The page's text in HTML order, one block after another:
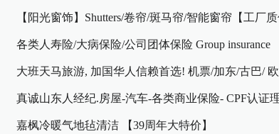
【阳光窗饰】Shutters/卷帘/斑马帘/智能窗帘【工厂
各类人寿险/大病保险/公司团体保险 Group insurance
大班天马旅游, 加国华人信赖首选! 机票/加东/古巴/
轮团
真诚山东人经纪.房屋-汽车-各类商业保险- CPF认证
嘉枫冷暖气地毡清洁 【39周年大特价】